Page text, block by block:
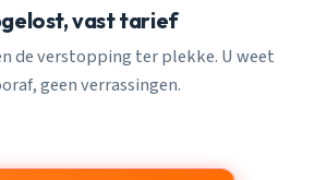
vast tarief
de verstopping ter plekke. U weet
geen verrassingen.